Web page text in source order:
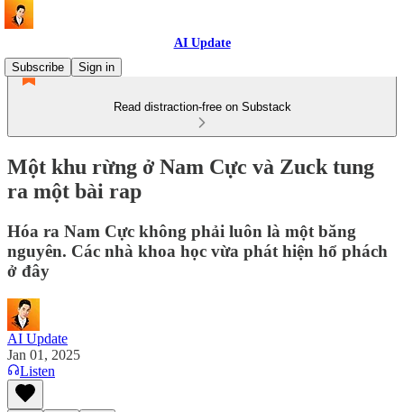
AI Update
Subscribe
Sign in
Read distraction-free on Substack
Một khu rừng ở Nam Cực và Zuck tung
ra một bài rap
Hóa ra Nam Cực không phải luôn là một băng
nguyên. Các nhà khoa học vừa phát hiện hổ phách
ở đây
AI Update
Jan 01, 2025
Listen